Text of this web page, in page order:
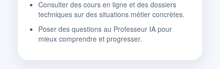
Consulter des cours en ligne et des dossiers
techniques sur des situations métier concrètes.
Poser des questions au Professeur IA pour
mieux comprendre et progresser.